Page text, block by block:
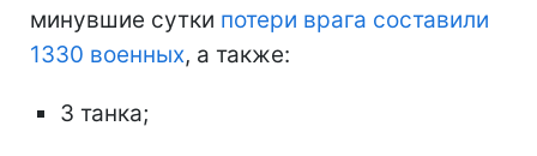
минувшие сутки потери врага составили
1330 военных, а также:
3 танка;